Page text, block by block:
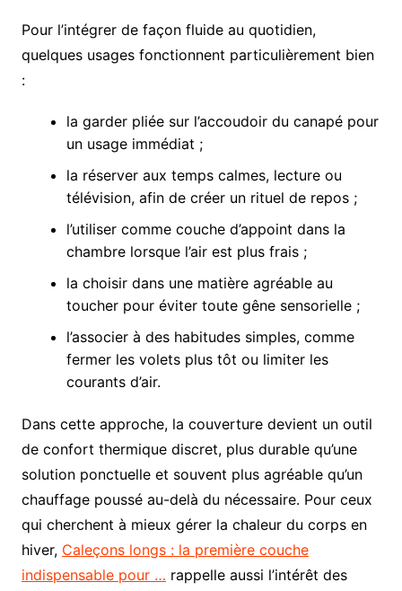
Pour l’intégrer de façon fluide au quotidien,
quelques usages fonctionnent particulièrement bien
:
la garder pliée sur l’accoudoir du canapé pour
un usage immédiat ;
la réserver aux temps calmes, lecture ou
télévision, afin de créer un rituel de repos ;
l’utiliser comme couche d’appoint dans la
chambre lorsque l’air est plus frais ;
la choisir dans une matière agréable au
toucher pour éviter toute gêne sensorielle ;
l’associer à des habitudes simples, comme
fermer les volets plus tôt ou limiter les
courants d’air.
Dans cette approche, la couverture devient un outil
de confort thermique discret, plus durable qu’une
solution ponctuelle et souvent plus agréable qu’un
chauffage poussé au-delà du nécessaire. Pour ceux
qui cherchent à mieux gérer la chaleur du corps en
hiver, Caleçons longs : la première couche
indispensable pour … rappelle aussi l’intérêt des